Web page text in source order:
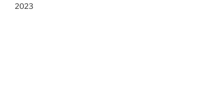
2023